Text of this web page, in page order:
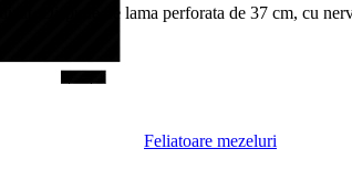
Feliatoare mezeluri
Dispune de lama perforata de 37 cm, cu